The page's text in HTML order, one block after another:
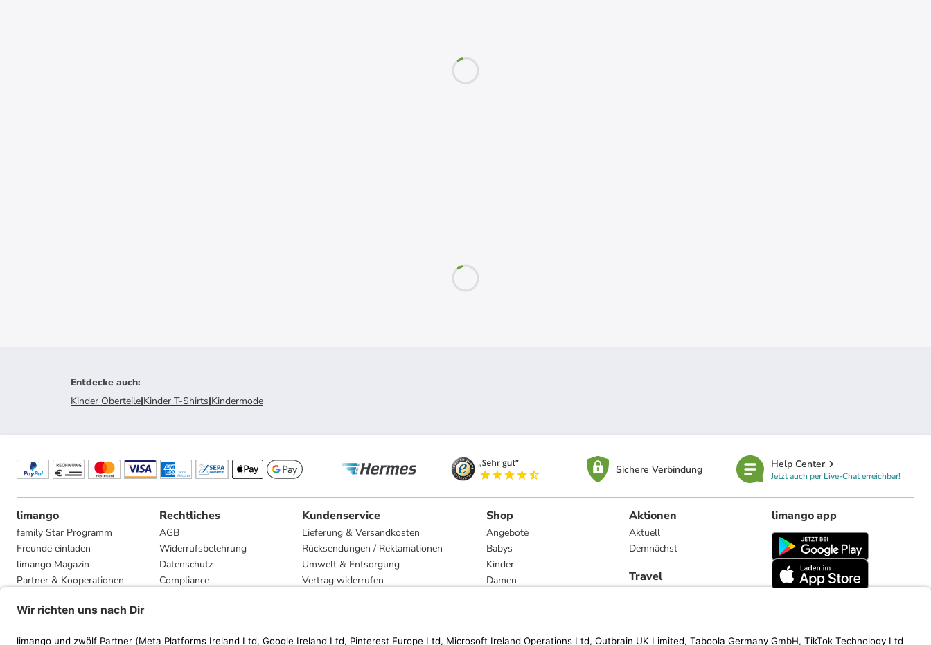
Entdecke auch:
Kinder Oberteile|Kinder T-Shirts|Kindermode
Sichere Verbindung Help Center
Jetzt auch per Live-Chat erreichbar!
limango
family Star Programm
Freunde einladen
limango Magazin
Partner & Kooperationen
Presse
Rechtliches
AGB
Widerrufsbelehrung
Datenschutz
Compliance
Kundenservice
Lieferung & Versandkosten
Rücksendungen / Reklamationen
Umwelt & Entsorgung
Vertrag widerrufen
Shop
Angebote
Babys
Kinder
Damen
Aktionen
Aktuell
Demnächst
Travel
limango app